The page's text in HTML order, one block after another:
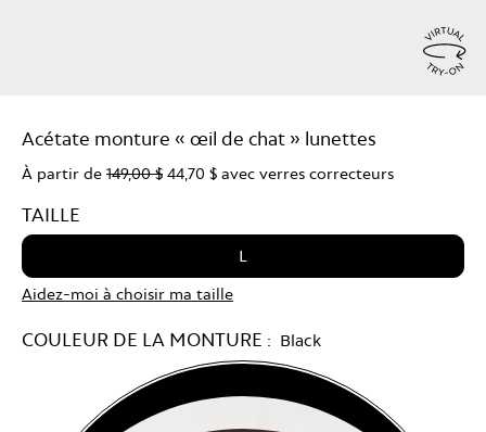
Acétate monture « œil de chat » lunettes
À partir de 149,00 $ 44,70 $ avec verres correcteurs
TAILLE
L
Aidez-moi à choisir ma taille
COULEUR DE LA MONTURE : Black